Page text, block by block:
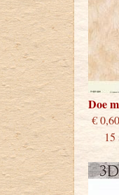
Doe
15